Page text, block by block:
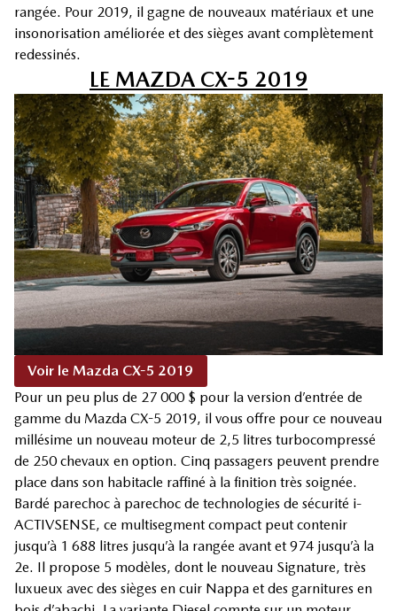
rangée. Pour 2019, il gagne de nouveaux matériaux et une
insonorisation améliorée et des sièges avant complètement
redessinés.
LE MAZDA CX-5 2019
Voir le Mazda CX-5 2019
Pour un peu plus de 27 000 $ pour la version d’entrée de
gamme du Mazda CX-5 2019, il vous offre pour ce nouveau
millésime un nouveau moteur de 2,5 litres turbocompressé
de 250 chevaux en option. Cinq passagers peuvent prendre
place dans son habitacle raffiné à la finition très soignée.
Bardé parechoc à parechoc de technologies de sécurité i-
ACTIVSENSE, ce multisegment compact peut contenir
jusqu’à 1 688 litres jusqu’à la rangée avant et 974 jusqu’à la
2e. Il propose 5 modèles, dont le nouveau Signature, très
luxueux avec des sièges en cuir Nappa et des garnitures en